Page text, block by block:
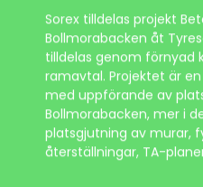
Sorex tilldelas projekt
Bollmorabacken åt
tilldelas genom förnyad
ramavtal. Projektet är
med uppförande av
Bollmorabacken, mer i
platsgjutning av murar,
återställningar, TA-